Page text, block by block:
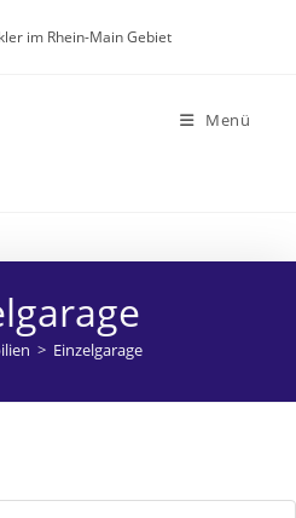
im Rhein-Main Gebiet
Menü
> Einzelgarage